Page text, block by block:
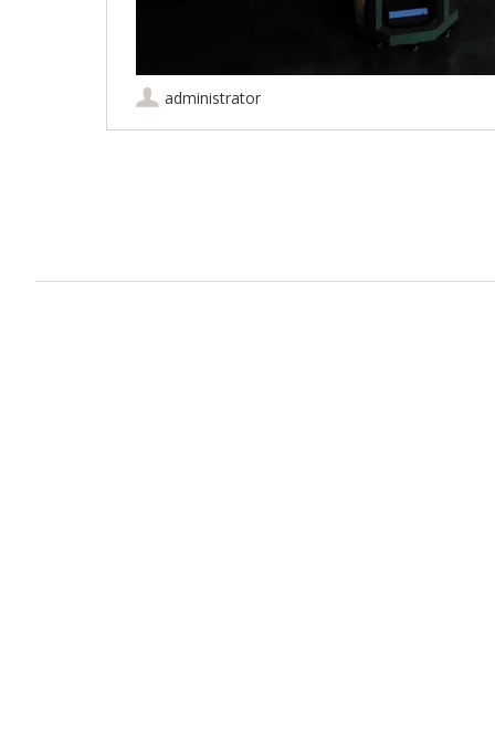
administrator